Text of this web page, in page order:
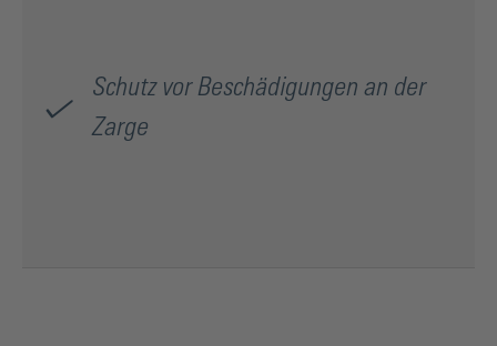
Schutz vor Beschädigungen an der
Zarge